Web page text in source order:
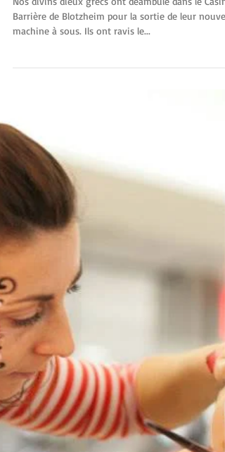
d'assaut le Casino Barrière
de Blotzheim pour la sortie
de leur nouvell